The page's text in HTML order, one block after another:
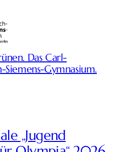
Das Carl-
Gymnasium.
„Jugend